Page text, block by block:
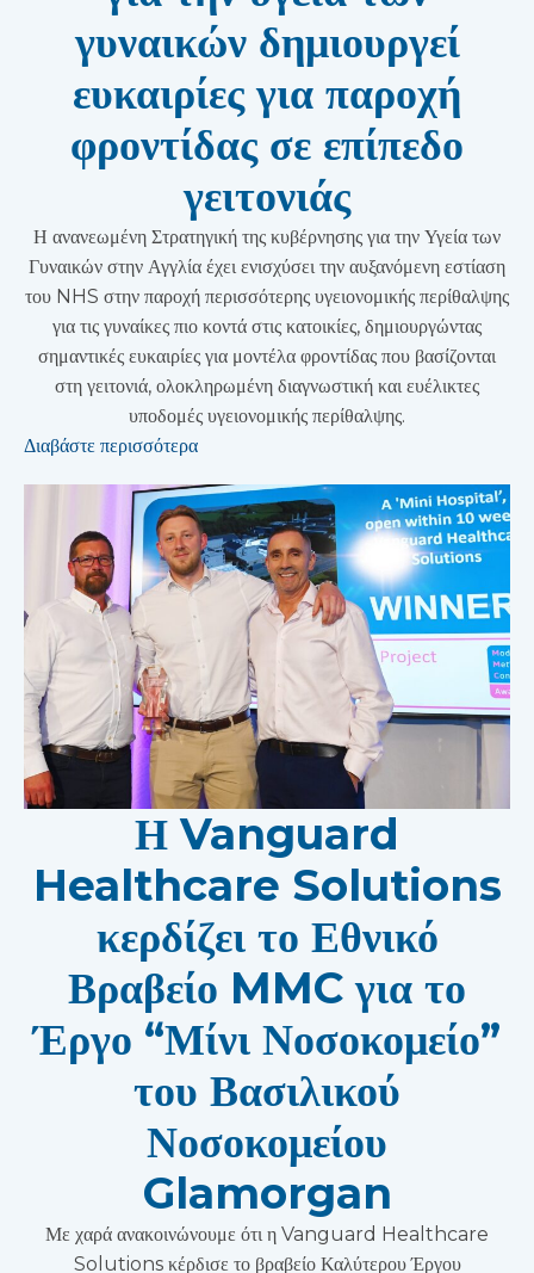
γυναικών δημιουργεί
ευκαιρίες για παροχή
φροντίδας σε επίπεδο
γειτονιάς
Η ανανεωμένη Στρατηγική της κυβέρνησης για την Υγεία των
Γυναικών στην Αγγλία έχει ενισχύσει την αυξανόμενη εστίαση
του NHS στην παροχή περισσότερης υγειονομικής περίθαλψης
για τις γυναίκες πιο κοντά στις κατοικίες, δημιουργώντας
σημαντικές ευκαιρίες για μοντέλα φροντίδας που βασίζονται
στη γειτονιά, ολοκληρωμένη διαγνωστική και ευέλικτες
υποδομές υγειονομικής περίθαλψης.
Διαβάστε περισσότερα
Η Vanguard
Healthcare Solutions
κερδίζει το Εθνικό
Βραβείο MMC για το
Έργο “Μίνι Νοσοκομείο”
του Βασιλικού
Νοσοκομείου
Glamorgan
Με χαρά ανακοινώνουμε ότι η Vanguard Healthcare
Solutions κέρδισε το βραβείο Καλύτερου Έργου